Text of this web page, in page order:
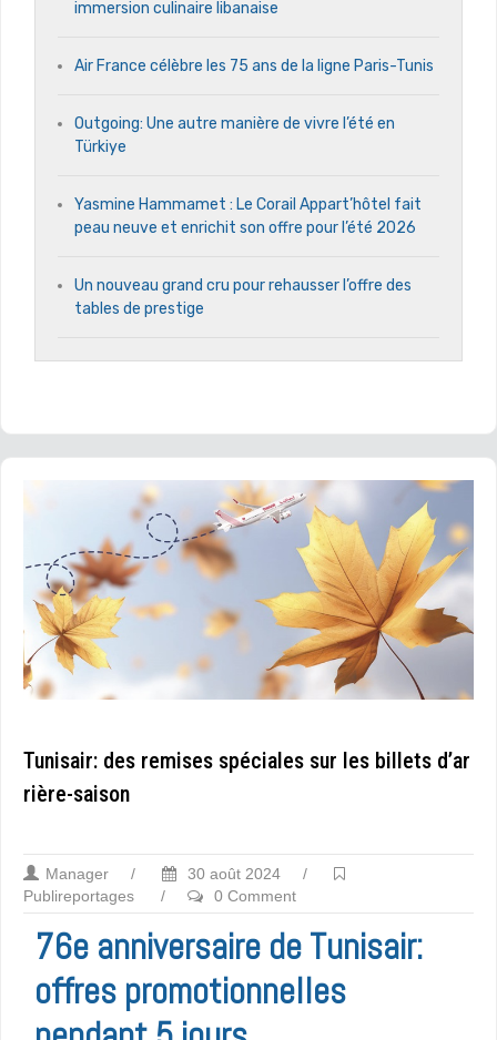
immersion culinaire libanaise
Air France célèbre les 75 ans de la ligne Paris-Tunis
Outgoing: Une autre manière de vivre l’été en
Türkiye
Yasmine Hammamet : Le Corail Appart’hôtel fait
peau neuve et enrichit son offre pour l’été 2026
Un nouveau grand cru pour rehausser l’offre des
tables de prestige
Tunisair: des remises spéciales sur les billets d’ar
rière-saison
Manager / 30 août 2024
/
Publireportages
/ 0 Comment
76e anniversaire de Tunisair:
offres promotionnelles